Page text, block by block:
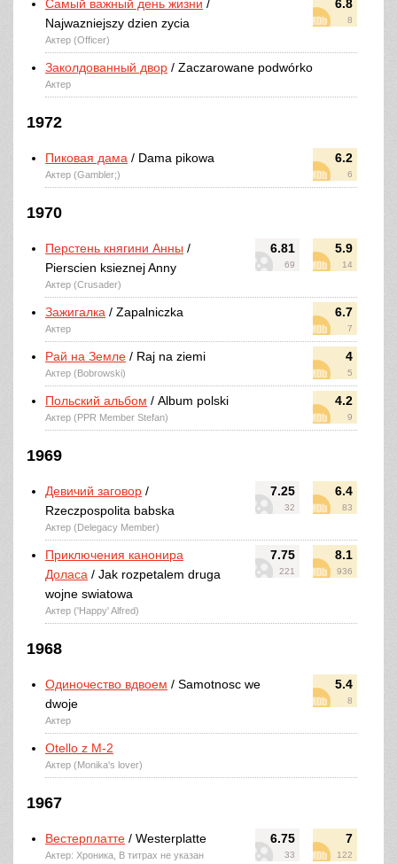
6.8
8
Самый важный день жизни /
Najwazniejszy dzien zycia
Актер (Officer)
Заколдованный двор / Zaczarowane podwórko
Актер
1972
6.2
6
Пиковая дама / Dama pikowa
Актер (Gambler;)
1970
6.81
69
5.9
14
Перстень княгини Анны /
Pierscien ksieznej Anny
Актер (Crusader)
6.7
7
Зажигалка / Zapalniczka
Актер
4
5
Рай на Земле / Raj na ziemi
Актер (Bobrowski)
4.2
9
Польский альбом / Album polski
Актер (PPR Member Stefan)
1969
7.25
32
6.4
83
Девичий заговор /
Rzeczpospolita babska
Актер (Delegacy Member)
7.75
221
8.1
936
Приключения канонира
Доласа / Jak rozpetalem druga
wojne swiatowa
Актер ('Happy' Alfred)
1968
5.4
8
Одиночество вдвоем / Samotnosc we
dwoje
Актер
Otello z M-2
Актер (Monika's lover)
1967
6.75
33
7
122
Вестерплатте / Westerplatte
Актер: Хроника, В титрах не указан